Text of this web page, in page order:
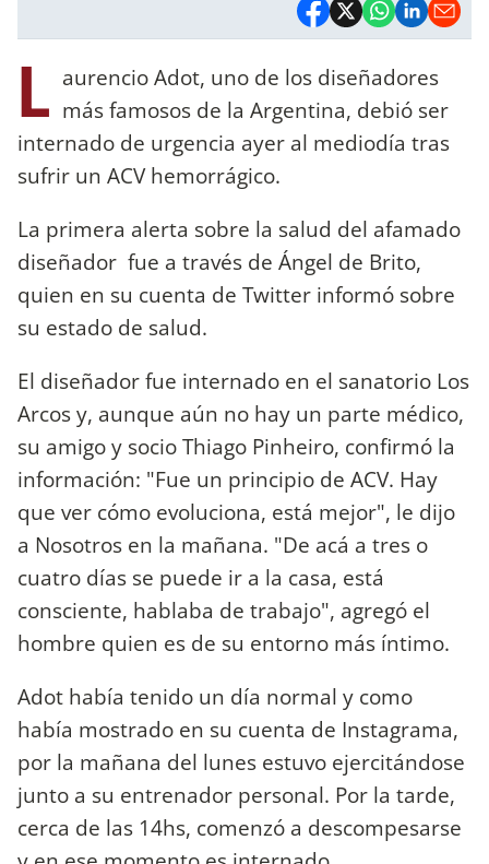
L aurencio Adot, uno de los diseñadores
más famosos de la Argentina, debió ser
internado de urgencia ayer al mediodía tras
sufrir un ACV hemorrágico.
La primera alerta sobre la salud del afamado
diseñador fue a través de Ángel de Brito,
quien en su cuenta de Twitter informó sobre
su estado de salud.
El diseñador fue internado en el sanatorio Los
Arcos y, aunque aún no hay un parte médico,
su amigo y socio Thiago Pinheiro, confirmó la
información: "Fue un principio de ACV. Hay
que ver cómo evoluciona, está mejor", le dijo
a Nosotros en la mañana. "De acá a tres o
cuatro días se puede ir a la casa, está
consciente, hablaba de trabajo", agregó el
hombre quien es de su entorno más íntimo.
Adot había tenido un día normal y como
había mostrado en su cuenta de Instagrama,
por la mañana del lunes estuvo ejercitándose
junto a su entrenador personal. Por la tarde,
cerca de las 14hs, comenzó a descompesarse